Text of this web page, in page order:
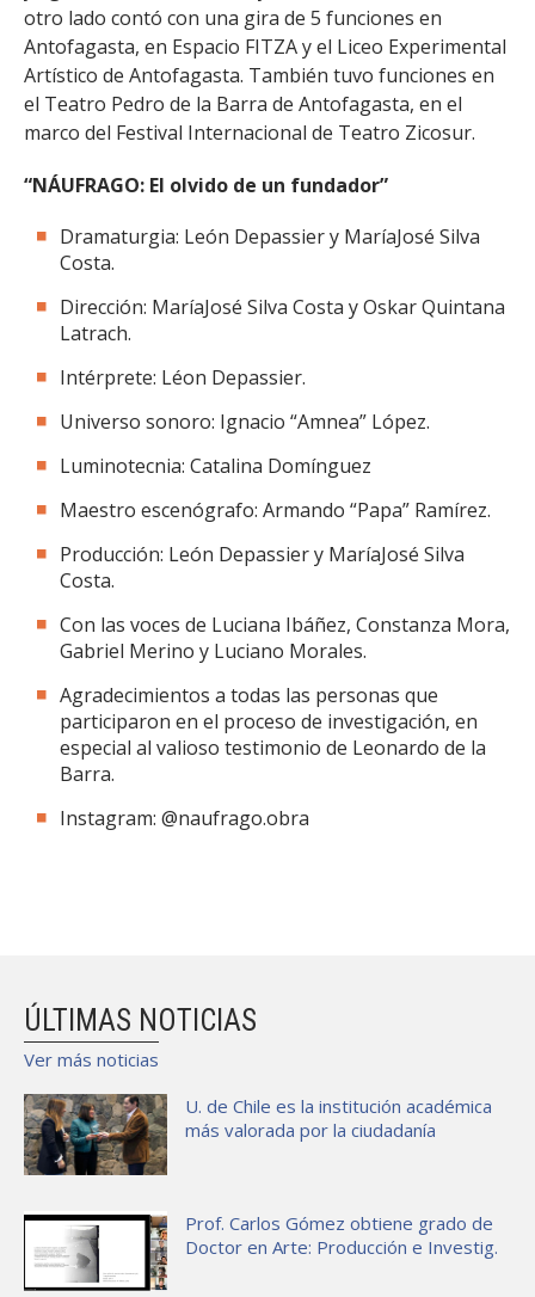
otro lado contó con una gira de 5 funciones en
Antofagasta, en Espacio FITZA y el Liceo Experimental
Artístico de Antofagasta. También tuvo funciones en
el Teatro Pedro de la Barra de Antofagasta, en el
marco del Festival Internacional de Teatro Zicosur.
“NÁUFRAGO: El olvido de un fundador”
Dramaturgia: León Depassier y MaríaJosé Silva
Costa.
Dirección: MaríaJosé Silva Costa y Oskar Quintana
Latrach.
Intérprete: Léon Depassier.
Universo sonoro: Ignacio “Amnea” López.
Luminotecnia: Catalina Domínguez
Maestro escenógrafo: Armando “Papa” Ramírez.
Producción: León Depassier y MaríaJosé Silva
Costa.
Con las voces de Luciana Ibáñez, Constanza Mora,
Gabriel Merino y Luciano Morales.
Agradecimientos a todas las personas que
participaron en el proceso de investigación, en
especial al valioso testimonio de Leonardo de la
Barra.
Instagram: @naufrago.obra
ÚLTIMAS NOTICIAS
Ver más noticias
U. de Chile es la institución académica
más valorada por la ciudadanía
Prof. Carlos Gómez obtiene grado de
Doctor en Arte: Producción e Investig.